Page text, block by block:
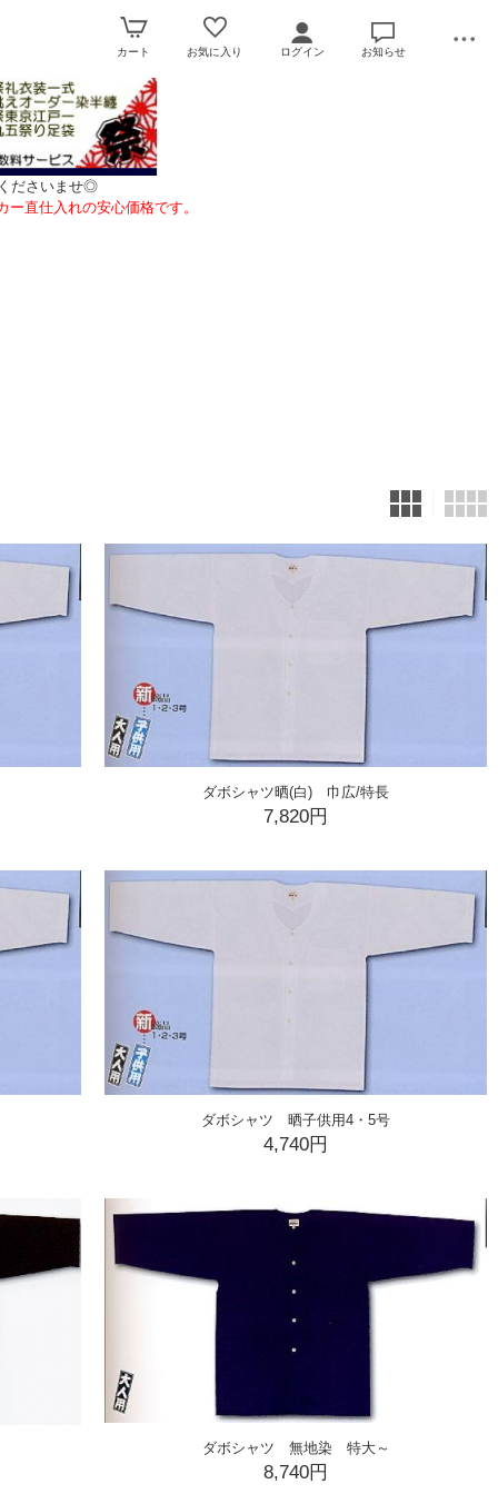
カート お気に入り ログイン お知らせ
ださいませ◎
直仕入れの安心価格です。
ダボシャツ晒(白) 巾広/特長
7,820円
ダボシャツ 晒子供用4・5号
4,740円
ダボシャツ 無地染 特大～
8,740円